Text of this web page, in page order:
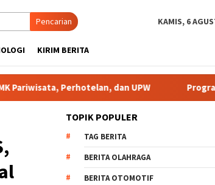
Pencarian KAMIS, 6
KIRIM BERITA
dan UPW Program Pengabdian
TOPIK POPULER
TAG BERITA
BERITA OLAHRAGA
BERITA OTOMOTIF